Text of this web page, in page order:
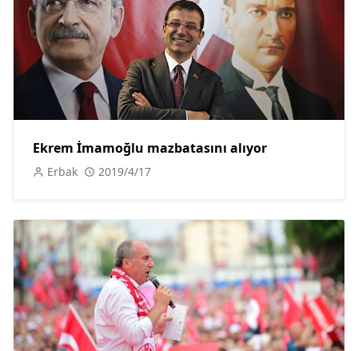
Ekrem İmamoğlu mazbatasını alıyor
Erbak 2019/4/17